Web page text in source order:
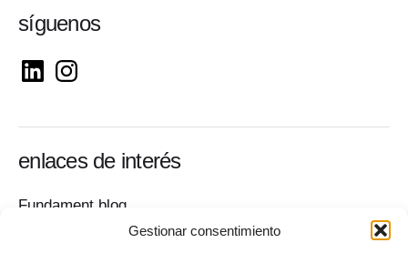
Gestionar consentimiento
síguenos
enlaces de interés
Fundament blog